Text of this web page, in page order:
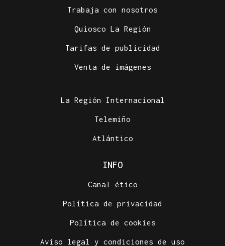
Trabaja con nosotros
Quiosco La Región
Tarifas de publicidad
Venta de imágenes
La Región Internacional
Telemiño
Atlántico
INFO
Canal ético
Política de privacidad
Política de cookies
Aviso legal y condiciones de uso